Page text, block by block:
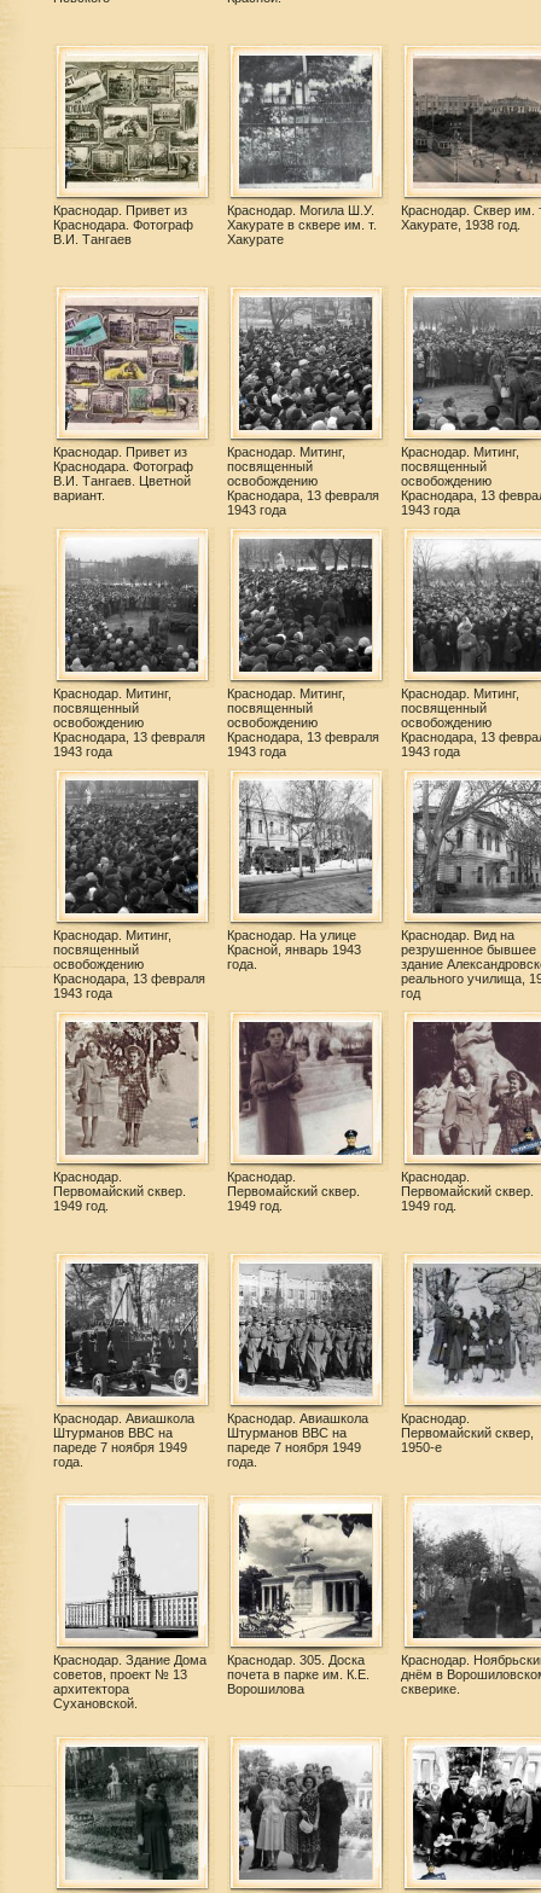
Краснодар. Привет из
Краснодара. Фотограф
В.И. Тангаев
Краснодар. Могила Ш.У.
Хакурате в сквере им. т.
Хакурате
Краснодар. Сквер им.
Хакурате, 1938 год.
Краснодар. Привет из
Краснодара. Фотограф
В.И. Тангаев. Цветной
вариант.
Краснодар. Митинг,
посвященный
освобождению
Краснодара, 13 февраля
1943 года
Краснодар. Митинг,
посвященный
освобождению
Краснодара, 13
1943 года
Краснодар. Митинг,
посвященный
освобождению
Краснодара, 13 февраля
1943 года
Краснодар. Митинг,
посвященный
освобождению
Краснодара, 13 февраля
1943 года
Краснодар. Митинг,
посвященный
освобождению
Краснодара, 13
1943 года
Краснодар. Митинг,
посвященный
освобождению
Краснодара, 13 февраля
1943 года
Краснодар. На улице
Красной, январь 1943
года.
Краснодар. Вид на
резрушенное бывшее
здание
реального училища,
год
Краснодар.
Первомайский сквер.
1949 год.
Краснодар.
Первомайский сквер.
1949 год.
Краснодар.
Первомайский сквер.
1949 год.
Краснодар. Авиашкола
Штурманов ВВС на
пареде 7 ноября 1949
года.
Краснодар. Авиашкола
Штурманов ВВС на
пареде 7 ноября 1949
года.
Краснодар.
Первомайский сквер,
1950-е
Краснодар. Здание Дома
советов, проект № 13
архитектора
Сухановской.
Краснодар. 305. Доска
почета в парке им. К.Е.
Ворошилова
Краснодар.
днём в
скверике.